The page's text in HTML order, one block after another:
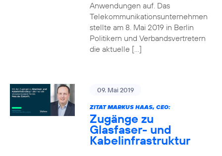
Anwendungen auf. Das
Telekommunikationsunternehmen
stellte am 8. Mai 2019 in Berlin
Politikern und Verbandsvertretern
die aktuelle […]
09. Mai 2019
ZITAT MARKUS HAAS, CEO:
Zugänge zu
Glasfaser- und
Kabelinfrastruktur